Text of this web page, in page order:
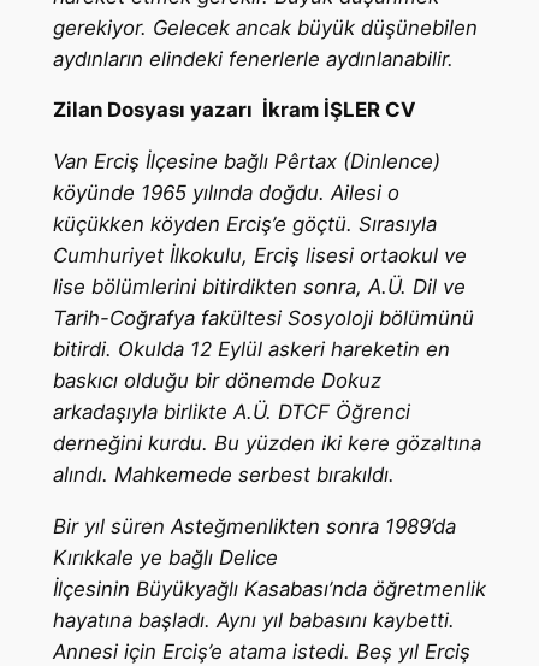
gerekiyor. Gelecek ancak büyük düşünebilen
aydınların elindeki fenerlerle aydınlanabilir.
ZilanDosyası yazarı İkram İŞLER CV
Van Erciş İlçesine bağlı Pêrtax (Dinlence)
köyünde 1965 yılında doğdu. Ailesi o
küçükken köyden Erciş’e göçtü. Sırasıyla
Cumhuriyet İlkokulu, Erciş lisesi ortaokul ve
lise bölümlerini bitirdikten sonra, A.Ü. Dil ve
Tarih-Coğrafya fakültesi Sosyoloji bölümünü
bitirdi. Okulda 12 Eylül askeri hareketin en
baskıcı olduğu bir dönemde Dokuz
arkadaşıyla birlikte A.Ü. DTCF Öğrenci
derneğini kurdu. Bu yüzden iki kere gözaltına
alındı. Mahkemede serbest bırakıldı.
Bir yıl süren Asteğmenlikten sonra 1989’da
Kırıkkale ye bağlı Delice
İlçesinin Büyükyağlı Kasabası’nda öğretmenlik
hayatına başladı. Aynı yıl babasını kaybetti.
Annesi için Erciş’e atama istedi. Beş yıl Erciş